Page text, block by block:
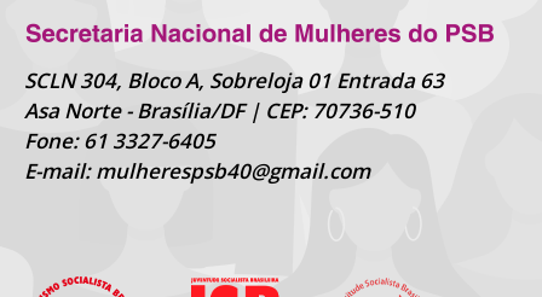
SCLN 304, Bloco A, Sobreloja 01 Entrada 63
Asa Norte - Brasília/DF | CEP: 70736-510
Fone: 61 3327-6405
E-mail: mulherespsb40@gmail.com